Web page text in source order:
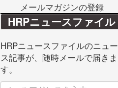
メールマガジンの登録
HRPニュースファイル
HRPニュースファイルのニュー
ス記事が、随時メールで届きま
す。